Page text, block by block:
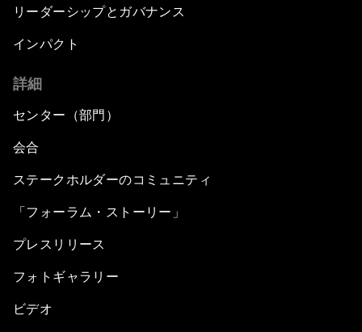
リーダーシップとガバナンス
インパクト
詳細
センター（部門）
会合
ステークホルダーのコミュニティ
「フォーラム・ストーリー」
プレスリリース
フォトギャラリー
ビデオ